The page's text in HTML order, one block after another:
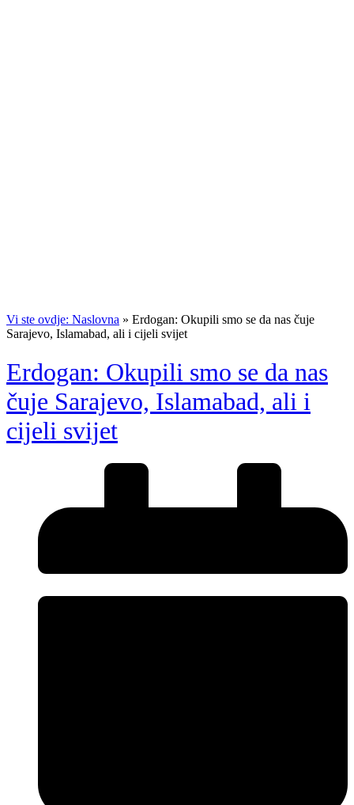
Vi ste ovdje: Naslovna » Erdogan: Okupili smo se da nas čuje
Sarajevo, Islamabad, ali i cijeli svijet
Erdogan: Okupili smo se da nas
čuje Sarajevo, Islamabad, ali i
cijeli svijet